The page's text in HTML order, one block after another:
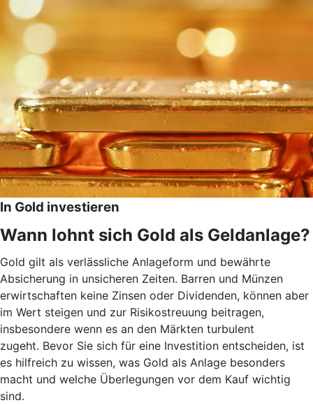
In Gold investieren
Wann lohnt sich Gold als Geldanlage?
Gold gilt als verlässliche Anlageform und bewährte
Absicherung in unsicheren Zeiten. Barren und Münzen
erwirtschaften keine Zinsen oder Dividenden, können aber
im Wert steigen und zur Risikostreuung beitragen,
insbesondere wenn es an den Märkten turbulent
zugeht. Bevor Sie sich für eine Investition entscheiden, ist
es hilfreich zu wissen, was Gold als Anlage besonders
macht und welche Überlegungen vor dem Kauf wichtig
sind.